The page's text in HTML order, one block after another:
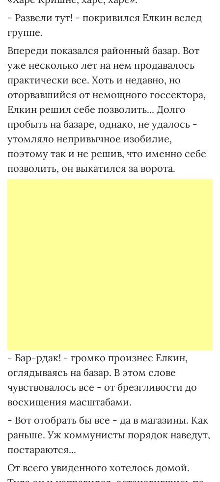
- Развели тут! - покривился Елкин вслед
группе.
Впереди показался районный базар. Вот
уже несколько лет на нем продавалось
практически все. Хоть и недавно, но
оторвавшийся от немощного госсектора,
Елкин решил себе позволить... Долго
пробыть на базаре, однако, не удалось -
утомляло непривычное изобилие,
поэтому так и не решив, что именно себе
позволить, он выкатился за ворота.
- Бар-рдак! - громко произнес Елкин,
оглядываясь на базар. В этом слове
чувствовалось все - от брезгливости до
восхищения масштабами.
- Вот отобрать бы все - да в магазины. Как
раньше. Уж коммунисты порядок наведут,
постараются...
От всего увиденного хотелось домой.